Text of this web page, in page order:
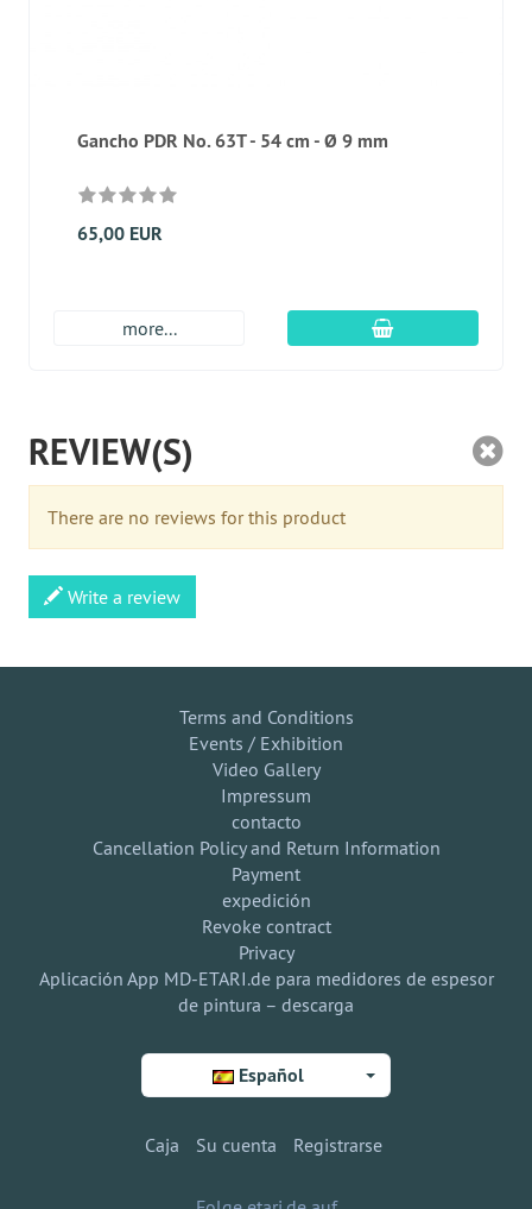
Gancho PDR No. 63T - 54 cm - Ø 9 mm
65,00 EUR
more... En el carro de
REVIEW(S)
There are no reviews for this product
Write a review
Terms and Conditions
Events / Exhibition
Video Gallery
Impressum
contacto
Cancellation Policy and Return Information
Payment
expedición
Revoke contract
Privacy
Aplicación App MD-ETARI.de para medidores de espesor
de pintura – descarga
Español
Caja Su cuenta Registrarse